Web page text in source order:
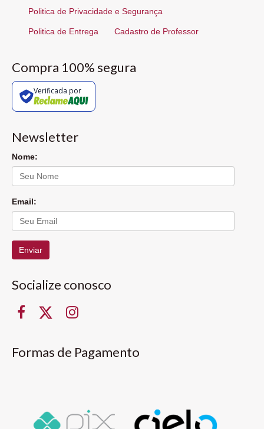
Politica de Privacidade e Segurança
Politica de Entrega Cadastro de Professor
Compra 100% segura
Verificada por
Newsletter
Nome:
Email:
Enviar
Socialize conosco
Formas de Pagamento